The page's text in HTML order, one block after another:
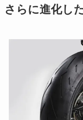
さらに進化し